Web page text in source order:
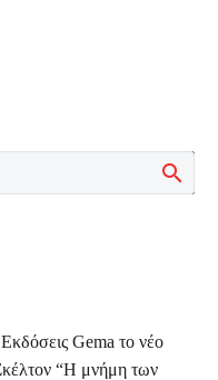
Gema το νέο
“Η μνήμη των